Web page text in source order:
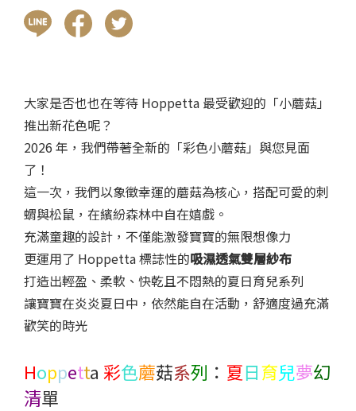
大家是否也也在等待 Hoppetta 最受歡迎的「小蘑菇」
推出新花色呢？
2026 年，我們帶著全新的「彩色小蘑菇」與您見面
了！
這一次，我們以象徵幸運的蘑菇為核心，搭配可愛的刺
蝟與松鼠，在繽紛森林中自在嬉戲。
充滿童趣的設計，不僅能激發寶寶的無限想像力
更運用了 Hoppetta 標誌性的吸濕透氣雙層紗布
打造出輕盈、柔軟、快乾且不悶熱的夏日育兒系列
讓寶寶在炎炎夏日中，依然能自在活動，舒適度過充滿
歡笑的時光
Hoppetta 彩色蘑菇系列 ： 夏日育兒夢幻
清單